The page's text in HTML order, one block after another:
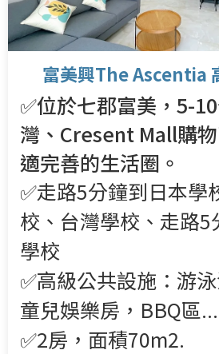
富美興The Ascentia
✅位於七郡富美，5-
灣、Cresent Mall購
適完善的生活圈。
✅走路5分鐘到日本學
校、台灣學校、走路5
學校
✅高級公共設施：游
童兒娛樂房，BBQ區
✅2房，面積70m2.